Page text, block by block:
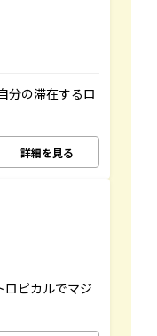
分の滞在するロ
詳細を見る
ピカルでマジ